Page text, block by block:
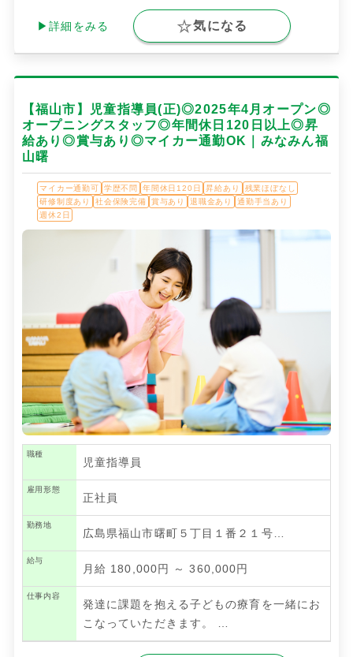
▶詳細をみる 気になる
【福山市】児童指導員(正)◎2025年4月オープン◎
オープニングスタッフ◎年間休日120日以上◎昇
給あり◎賞与あり◎マイカー通勤OK｜みなみん福
山曙
マイカー通勤可 学歴不問 年間休日120日 昇給あり
残業ほぼなし
研修制度あり
社会保険完備 賞与あり 退職金あり
通勤手当あり
週休2日
職種
児童指導員
雇用形態
正社員
勤務地
広島県福山市曙町５丁目１番２１号…
給与
月給 180,000円 ～ 360,000円
仕事内容
発達に課題を抱える子どもの療育を一緒にお
こなっていただきます。
…